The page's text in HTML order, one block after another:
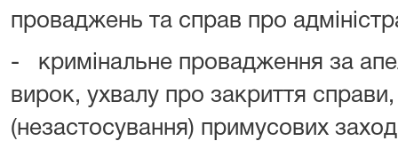
проваджень та справ про
- кримінальне провадження за
вирок, ухвалу про закриття
(незастосування) примусових